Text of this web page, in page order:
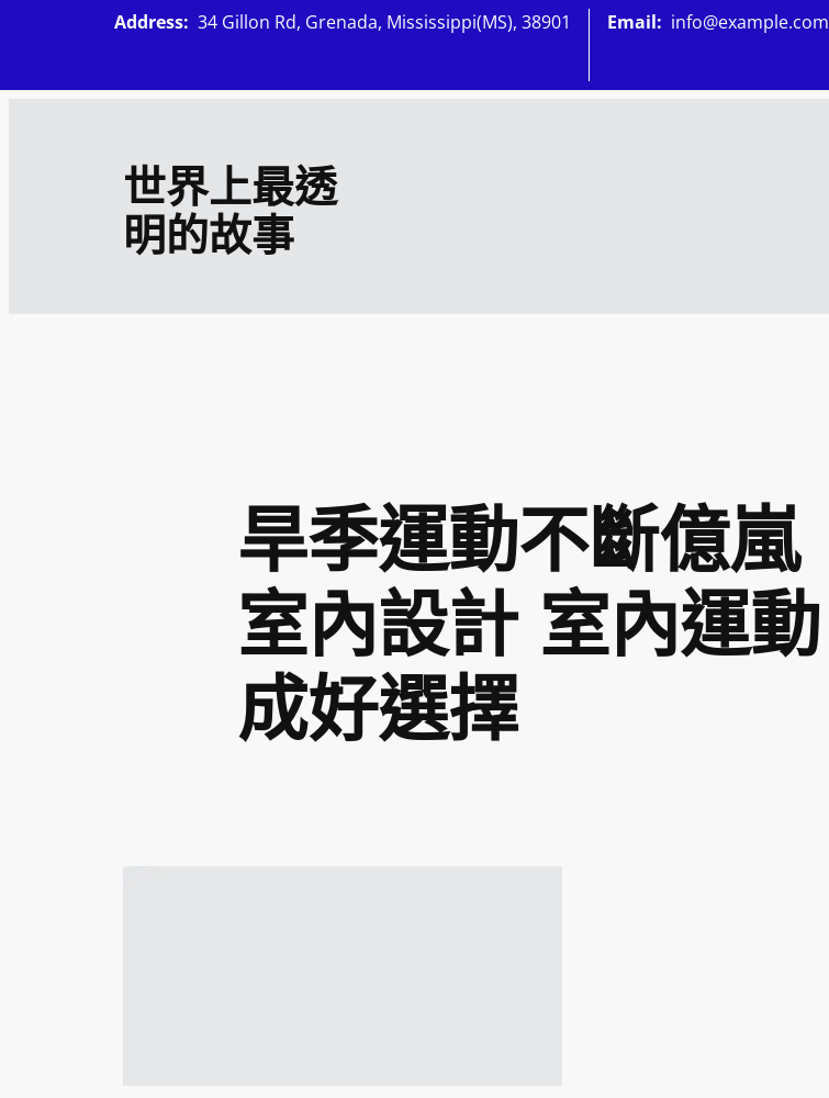
主
世界上最透
明的故事
Address: 34 Gillon Rd, Grenada, Mississippi(MS), 38901 Email: info@example.com
旱季運動不斷億嵐
室內設計 室內運動
成好選擇